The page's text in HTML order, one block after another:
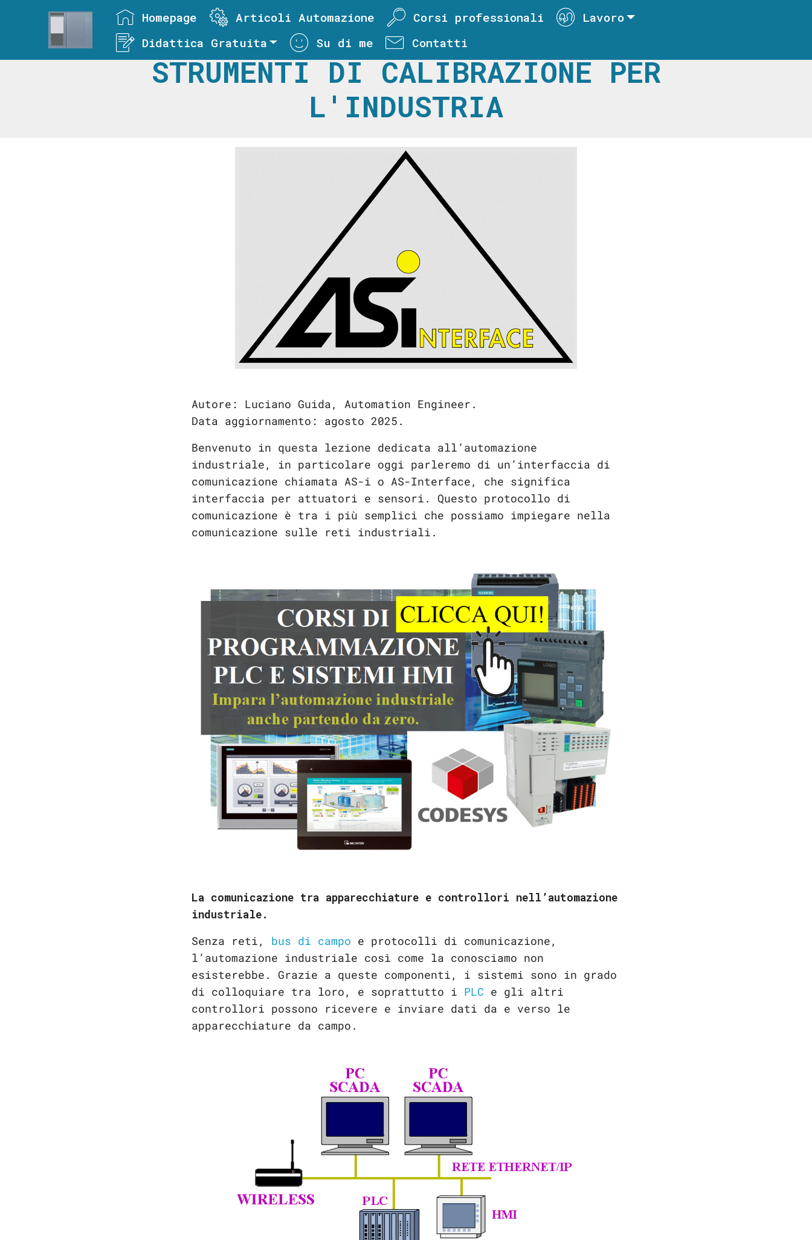
Homepage Articoli Automazione Corsi professionali
Lavoro
Didattica Gratuita
Su di me Contatti
STRUMENTI DI CALIBRAZIONE PER
L'INDUSTRIA
Autore: Luciano Guida, Automation Engineer.
Data aggiornamento: agosto 2025.
Benvenuto in questa lezione dedicata all’automazione
industriale, in particolare oggi parleremo di un’interfaccia di
comunicazione chiamata AS-i o AS-Interface, che significa
interfaccia per attuatori e sensori. Questo protocollo di
comunicazione è tra i più semplici che possiamo impiegare nella
comunicazione sulle reti industriali.
La comunicazione tra apparecchiature e controllori nell’automazione
industriale.
Senza reti, bus di campo e protocolli di comunicazione,
l’automazione industriale così come la conosciamo non
esisterebbe. Grazie a queste componenti, i sistemi sono in grado
di colloquiare tra loro, e soprattutto i PLC e gli altri
controllori possono ricevere e inviare dati da e verso le
apparecchiature da campo.